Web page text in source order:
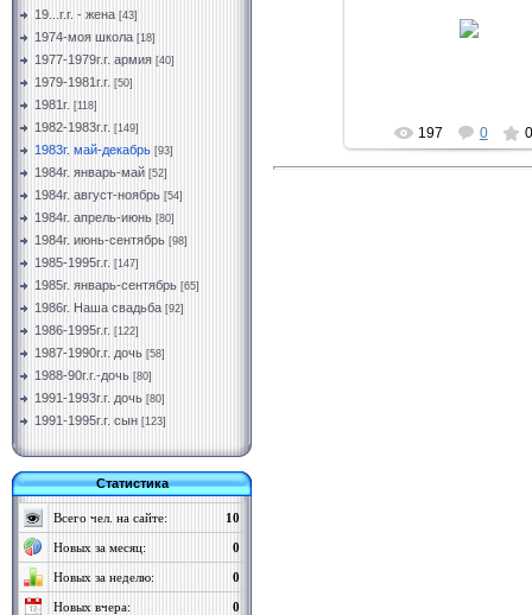
19...г.г. - жена [43]
1974-моя школа [18]
1977-1979г.г. армия [40]
1979-1981г.г. [50]
1981г. [118]
1982-1983г.г. [149]
1983г. май-декабрь [93]
1984г. январь-май [52]
1984г. август-ноябрь [54]
1984г. апрель-июнь [80]
1984г. июнь-сентябрь [98]
1985-1995г.г. [147]
1985г. январь-сентябрь [65]
1986г. Наша свадьба [92]
1986-1995г.г. [122]
1987-1990г.г. дочь [58]
1988-90г.г.-дочь [80]
1991-1993г.г. дочь [80]
1991-1995г.г. сын [123]
Статистика
Всего чел. на сайте: 10
Новых за месяц: 0
Новых за неделю: 0
Новых вчера: 0
197 0